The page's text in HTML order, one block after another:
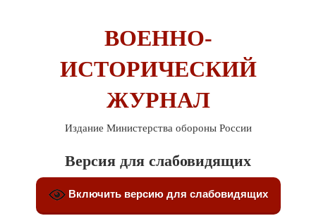
ВОЕННО-
ИСТОРИЧЕСКИЙ
ЖУРНАЛ
Издание Министерства обороны России
Версия для слабовидящих
Включить версию для слабовидящих